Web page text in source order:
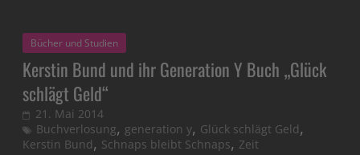
Bücher und Studien
Kerstin Bund und ihr Generation Y Buch „Glück
schlägt Geld“
21. Mai 2014
Buchverlosung, generation y, Glück schlägt Geld,
Kerstin Bund, Schnaps bleibt Schnaps, Zeit